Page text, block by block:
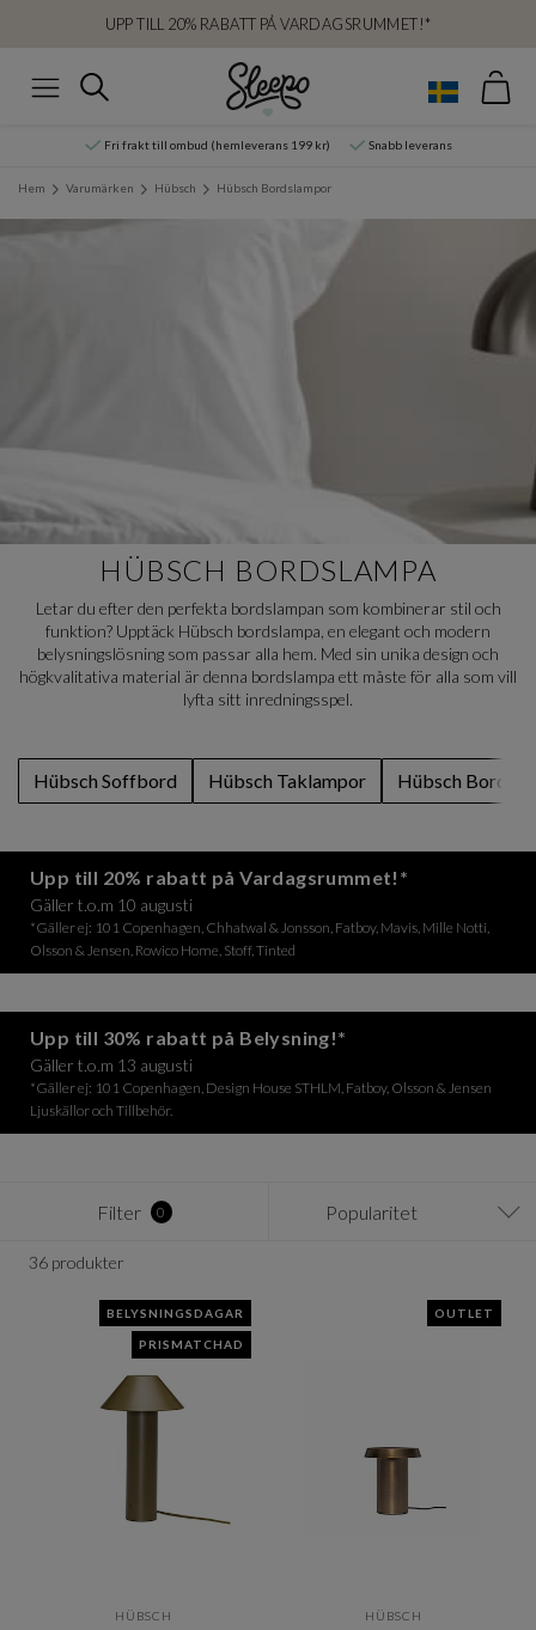
UPP TILL 20% RABATT PÅ VARDAGSRUMMET!*
Sök
Fri frakt till ombud (hemleverans 199 kr) Snabb leverans
Hem Varumärken Hübsch Hübsch Bordslampor
HÜBSCH BORDSLAMPA
Letar du efter den perfekta bordslampan som kombinerar stil och
funktion? Upptäck Hübsch bordslampa, en elegant och modern
belysningslösning som passar alla hem. Med sin unika design och
högkvalitativa material är denna bordslampa ett måste för alla som vill
lyfta sitt inredningsspel.
Hübsch Soffbord Hübsch Taklampor Hübsch
Upp till 20% rabatt på Vardagsrummet!*
Gäller t.o.m 10 augusti
*Gäller ej: 101 Copenhagen, Chhatwal & Jonsson, Fatboy, Mavis, Mille Notti,
Olsson & Jensen, Rowico Home, Stoff, Tinted
Upp till 30% rabatt på Belysning!*
Gäller t.o.m 13 augusti
*Gäller ej: 101 Copenhagen, Design House STHLM, Fatboy, Olsson & Jensen
Ljuskällor och Tillbehör.
Filter 0 Popularitet
36 produkter
BELYSNINGSDAGAR
PRISMATCHAD
HÜBSCH
OUTLET
HÜBSCH